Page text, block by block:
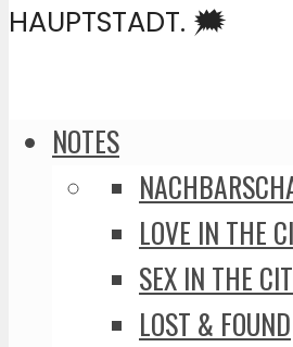
HAUPTSTADT. 🗯️
NOTES
LOVE IN THE
SEX IN THE
LOST & FOUND